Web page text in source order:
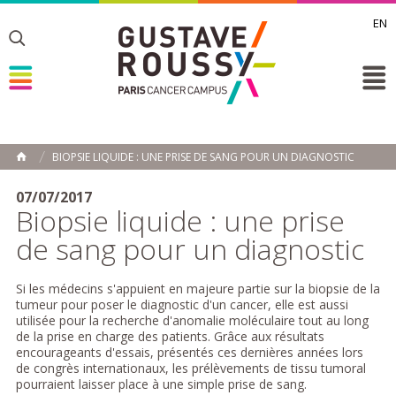
EN
Toggle
Toggle
ACCUEIL
BIOPSIE LIQUIDE : UNE PRISE DE SANG POUR UN DIAGNOSTIC
07/07/2017
Biopsie liquide : une prise
de sang pour un diagnostic
Si les médecins s'appuient en majeure partie sur la biopsie de la
tumeur pour poser le diagnostic d'un cancer, elle est aussi
utilisée pour la recherche d'anomalie moléculaire tout au long
de la prise en charge des patients. Grâce aux résultats
encourageants d'essais, présentés ces dernières années lors
de congrès internationaux, les prélèvements de tissu tumoral
pourraient laisser place à une simple prise de sang.